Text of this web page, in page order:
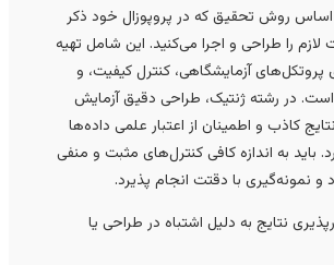
روش تحقیق که در پروپوزال خود ذکر
را طراحی و اجرا می‌کنید. این شامل تهیه
آزمایشگاهی، کنترل کیفیت، و
رشته ژنتیک، طراحی دقیق آزمایش
کاذب و اطمینان از اعتبار علمی داده‌ها
به اندازه کافی کنترل‌های مثبت و منفی
با دقتت انجام پذیرد.
به دلیل اشتباه در طراحی یا